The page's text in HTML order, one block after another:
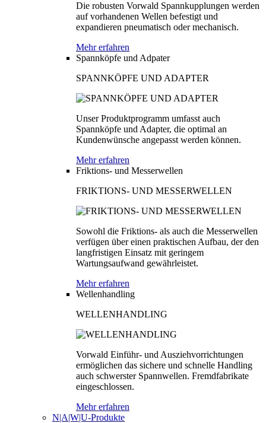
Die robusten Vorwald Spannkupplungen werden
auf vorhandenen Wellen befestigt und
expandieren pneumatisch oder mechanisch.
Mehr erfahren
Spannköpfe und Adpater
SPANNKÖPFE UND ADAPTER
Unser Produktprogramm umfasst auch
Spannköpfe und Adapter, die optimal an
Kundenwünsche angepasst werden können.
Mehr erfahren
Friktions- und Messerwellen
FRIKTIONS- UND MESSERWELLEN
Sowohl die Friktions- als auch die Messerwellen
verfügen über einen praktischen Aufbau, der den
langfristigen Einsatz mit geringem
Wartungsaufwand gewährleistet.
Mehr erfahren
Wellenhandling
WELLENHANDLING
Vorwald Einführ- und Ausziehvorrichtungen
ermöglichen das sichere und schnelle Handling
auch schwerster Spannwellen. Fremdfabrikate
eingeschlossen.
Mehr erfahren
N|A|W|U-Produkte